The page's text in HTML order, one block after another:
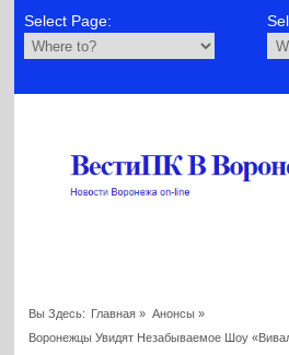
Select Page:
Вы Здесь: Главная » Анонсы»
Воронежцы Увидят Незабываемое Шоу